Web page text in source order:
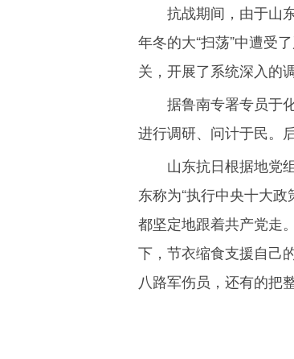
抗战期间，由于山
年冬的大“扫荡”中遭受了
关，开展了系统深入的
据鲁南专署专员于
进行调研、问计于民。
山东抗日根据地党
东称为“执行中央十大
都坚定地跟着共产党走
下，节衣缩食支援自己
八路军伤员，还有的把